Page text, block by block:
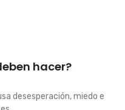
hacer?
desesperación, miedo e